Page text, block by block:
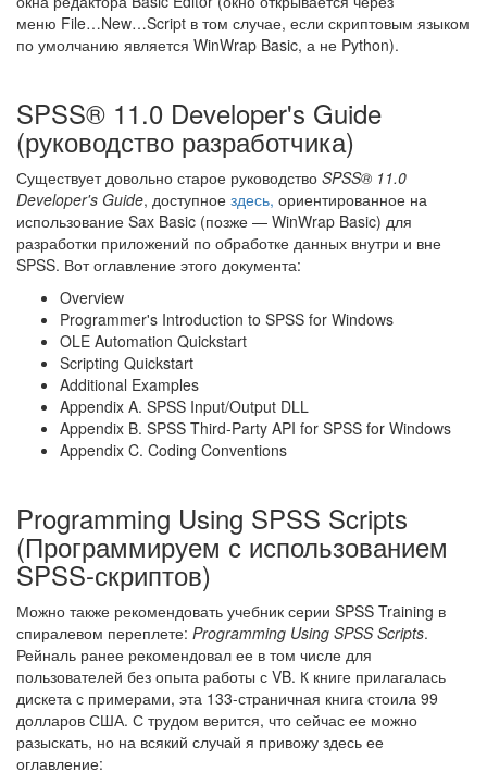
меню File…New…Script в том случае, если скриптовым языком
по умолчанию является WinWrap Basic, а не Python).
SPSS® 11.0 Developer's Guide
(руководство разработчика)
Существует довольно старое руководство SPSS® 11.0
Developer's Guide, доступное здесь, ориентированное на
использование Sax Basic (позже — WinWrap Basic) для
разработки приложений по обработке данных внутри и вне
SPSS. Вот оглавление этого документа:
Overview
Programmer's Introduction to SPSS for Windows
OLE Automation Quickstart
Scripting Quickstart
Additional Examples
Appendix A. SPSS Input/Output DLL
Appendix B. SPSS Third-Party API for SPSS for Windows
Appendix C. Coding Conventions
Programming Using SPSS Scripts
(Программируем с использованием
SPSS-скриптов)
Можно также рекомендовать учебник серии SPSS Training в
спиралевом переплете: Programming Using SPSS Scripts.
Рейналь ранее рекомендовал ее в том числе для
пользователей без опыта работы с VB. К книге прилагалась
дискета с примерами, эта 133-страничная книга стоила 99
долларов США. С трудом верится, что сейчас ее можно
разыскать, но на всякий случай я привожу здесь ее
оглавление: